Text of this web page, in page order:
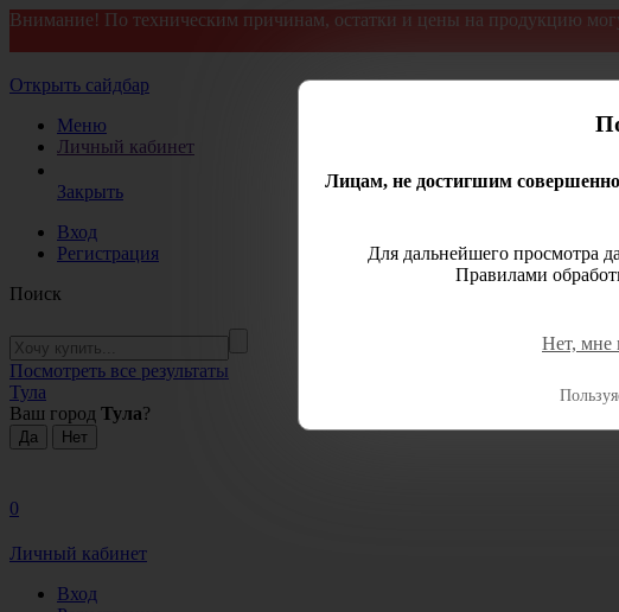
Внимание! По техническим причинам, остатки и цены на продукцию
Открыть сайдбар
Меню
Личный кабинет
Закрыть
Вход
Регистрация
Поиск
Посмотреть все результаты
Тула
Ваш город Тула?
0
Личный кабинет
Вход
Лицам, не достигшим
Для дальнейшего просмотра
Правилами
Нет, мне